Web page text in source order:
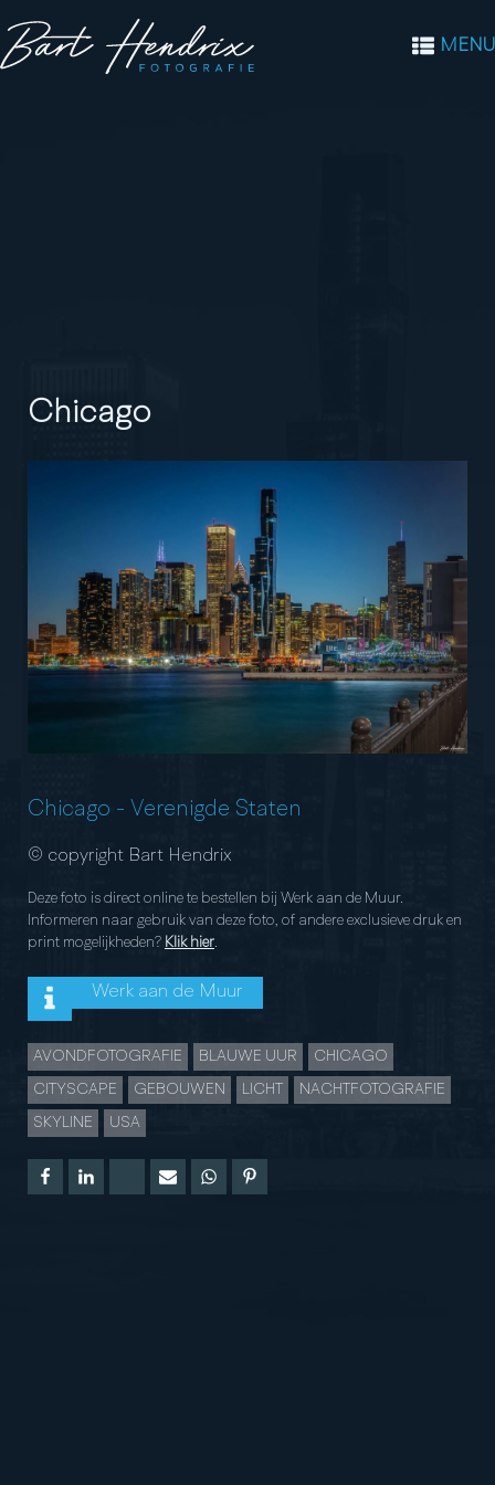
MENU
Chicago
Chicago - Verenigde Staten
© copyright Bart Hendrix
Deze foto is direct online te bestellen bij Werk aan de Muur.
Informeren naar gebruik van deze foto, of andere exclusieve druk en
print mogelijkheden? Klik hier.
Werk aan de Muur
AVONDFOTOGRAFIE BLAUWE UUR CHICAGO
CITYSCAPE GEBOUWEN LICHT NACHTFOTOGRAFIE
SKYLINE USA